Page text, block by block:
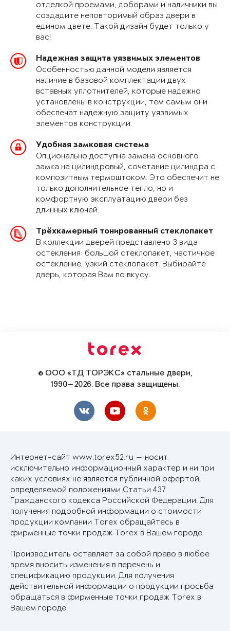
отделкой проемами, доборами и наличники вы
создадите неповторимый образ двери в
едином цвете. Такой дизайн будет только у
вас!
Надежная защита уязвимых элементов
Особенностью данной модели является
наличие в базовой комплектации двух
вставных уплотнителей, которые надежно
установлены в конструкции, тем самым они
обеспечат надежную защиту уязвимых
элементов конструкции.
Удобная замковая система
Опционально доступна замена основного
замка на цилиндровый, сочетание цилиндра с
композитным термоштоком. Это обеспечит не
только дополнительное тепло, но и
комфортную эксплуатацию двери без
длинных ключей.
Трёхкамерный тонированный стеклопакет
В коллекции дверей представлено 3 вида
остекления: большой стеклопакет, частичное
остекление, узкий стеклопакет. Выбирайте
дверь, которая Вам по вкусу.
© ООО «ТД ТОРЭКС» стальные двери,
1990—2026. Все права защищены.
Интернет-сайт www.torex52.ru — носит
исключительно информационный характер и ни при
каких условиях не является публичной офертой,
определяемой положениями Статьи 437
Гражданского кодекса Российской Федерации. Для
получения подробной информации о стоимости
продукции компании Torex обращайтесь в
фирменные точки продаж Torex в Вашем городе.
Производитель оставляет за собой право в любое
время вносить изменения в перечень и
спецификацию продукции. Для получения
действительной информации о продукции просьба
обращаться в фирменные точки продаж Torex в
Вашем городе.